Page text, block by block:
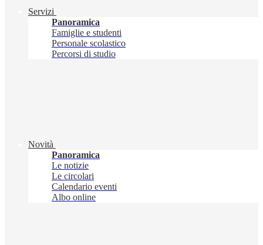
Servizi
Panoramica
Famiglie e studenti
Personale scolastico
Percorsi di studio
Novità
Panoramica
Le notizie
Le circolari
Calendario eventi
Albo online